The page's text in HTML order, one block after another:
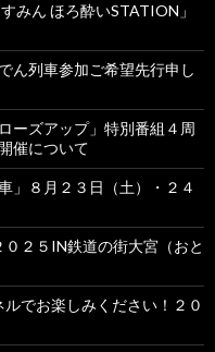
みん ほろ酔いSTATION」
ん列車参加ご希望先行申し
ーズアップ」特別番組４周
催について
」８月２３日（土）・２４
２５IN鉄道の街大宮（おと
でお楽しみください！２０